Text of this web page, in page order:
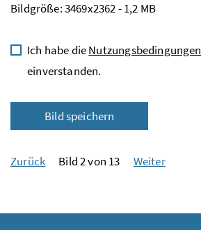
Bildgröße: 3469x2362 - 1,2 MB
Ich habe dieNutzungsbedingungen
einverstanden.
Bild speichern
Zurück Bild 2 von 13 Weiter